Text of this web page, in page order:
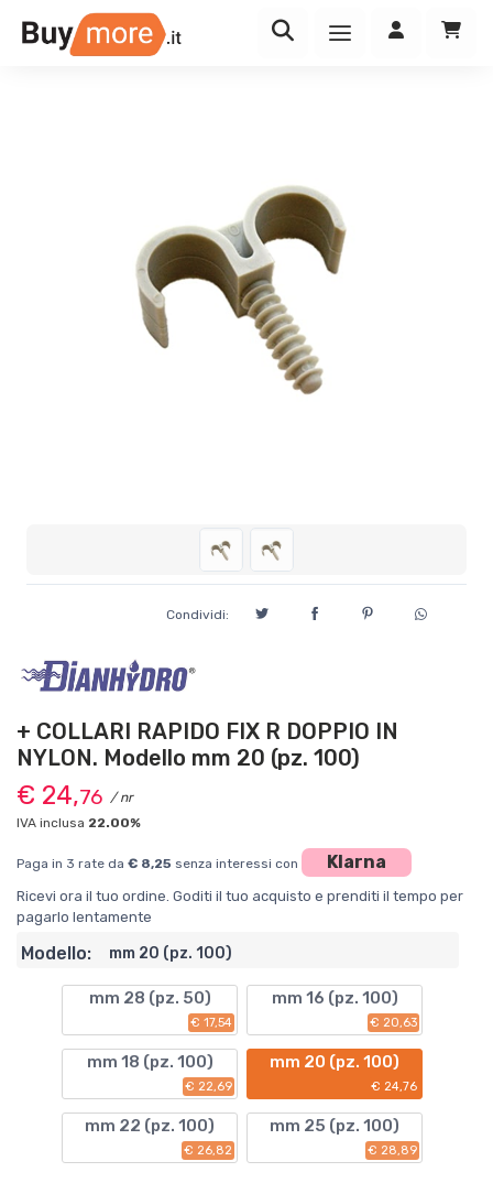
Condividi:
+ COLLARI RAPIDO FIX R DOPPIO IN
NYLON. Modello mm 20 (pz. 100)
€ 24,76 / nr
IVA inclusa 22.00%
Paga in 3 rate da € 8,25 senza interessi con Klarna
Ricevi ora il tuo ordine. Goditi il tuo acquisto e prenditi il tempo per
pagarlo lentamente
Modello: mm 20 (pz. 100)
mm 28 (pz. 50)
€ 17,54
mm 16 (pz. 100)
€ 20,63
mm 18 (pz. 100)
€ 22,69
mm 20 (pz. 100)
€ 24,76
mm 22 (pz. 100)
€ 26,82
mm 25 (pz. 100)
€ 28,89